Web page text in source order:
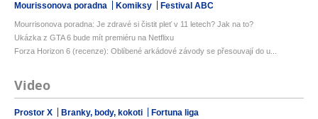
Mourissonova poradna Komiksy Festival ABC
Mourrisonova poradna: Je zdravé si čistit pleť v 11 letech? Jak na to?
Ukázka z GTA 6 bude mít premiéru na Netflixu
Forza Horizon 6 (recenze): Oblíbené arkádové závody se přesouvají do u...
Video
Prostor X Branky, body, kokoti Fortuna liga